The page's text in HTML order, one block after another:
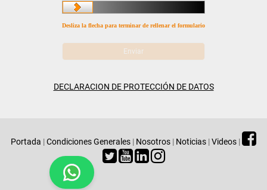
Desliza la flecha para terminar de rellenar el formulario
DECLARACION DE PROTECCIÓN DE DATOS
Portada |Condiciones Generales | Nosotros | Noticias |Videos |